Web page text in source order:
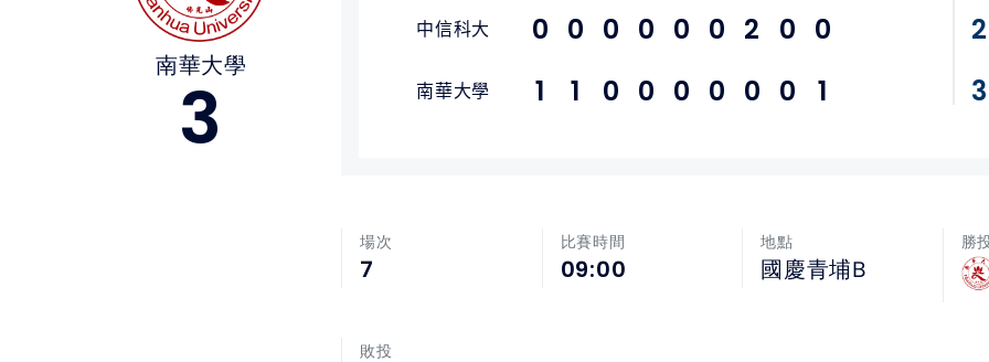
南華大學
3
中信科大 0 0 0 0 0 0 2 0 0 2
南華大學 1 1 0 0 0 0 0 0 1 3
場次
7
比賽時間
09:00
地點
國慶青埔B
勝
敗投